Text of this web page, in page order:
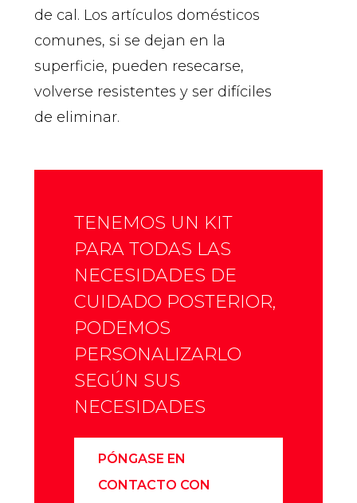
de cal. Los artículos domésticos
comunes, si se dejan en la
superficie, pueden resecarse,
volverse resistentes y ser difíciles
de eliminar.
TENEMOS UN KIT
PARA TODAS LAS
NECESIDADES DE
CUIDADO POSTERIOR,
PODEMOS
PERSONALIZARLO
SEGÚN SUS
NECESIDADES
PÓNGASE EN
CONTACTO CON